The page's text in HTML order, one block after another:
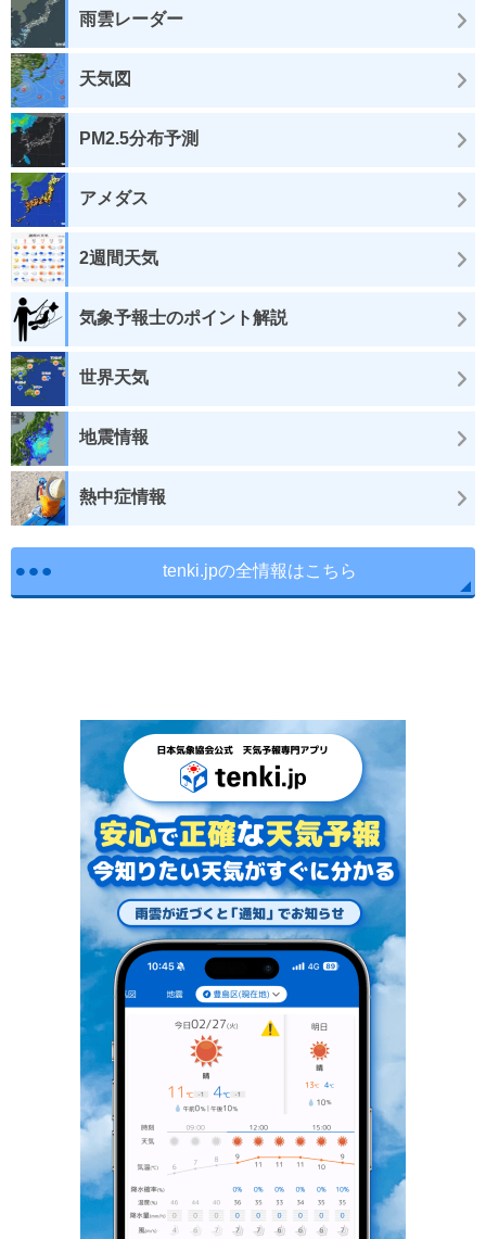
雨雲レーダー
天気図
PM2.5分布予測
アメダス
2週間天気
気象予報士のポイント解説
世界天気
地震情報
熱中症情報
tenki.jpの全情報はこちら